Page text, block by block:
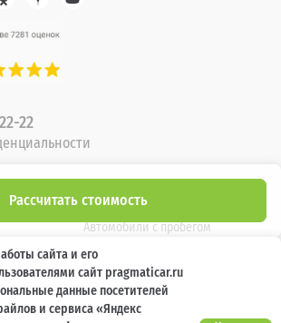
Рассчитать стоимость
22
Новые автомобили
Автомобили с пробегом
Выкуп
Акции
сайта и его
сайт pragmaticar.ru
данные посетителей
и сервиса «Яндекс